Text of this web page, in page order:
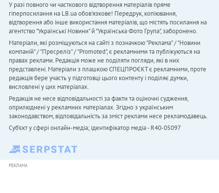
У разі повного чи часткового відтворення матеріалів пряме
гіперпосилання на LB.ua обов'язкове! Передрук, копіювання,
відтворення або інше використання матеріалів, що містять посилання на
агентство "Українськi Новини" й "Українська Фото Група", заборонено.
Матеріали, які розміщуються на сайті з позначкою "Реклама" / "Новини
компаній" / "Пресреліз" / "Promoted", є рекламними та публікуються на
правах реклами. Редакція може не поділяти погляди, які в них
представлені. Матеріали з плашкою СПЕЦПРОЄКТ є рекламними, проте
редакція бере участь у підготовці цього контенту і поділяє думки,
висловлені у цих матеріалах.
Редакція не несе відповідальності за факти та оціночні судження,
оприлюднені у рекламних матеріалах. Згідно з українським
законодавством, відповідальність за зміст реклами несе рекламодавець.
Cуб'єкт у сфері онлайн-медіа; ідентифікатор медіа - R40-05097
РЕКЛАМА